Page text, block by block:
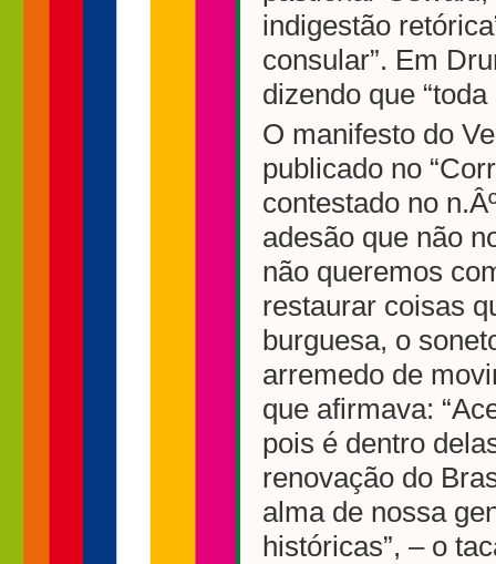
indigestão
consular”. Em
dizendo que
O manifesto do
publicado no
contestado no
adesão que não
não queremos
restaurar coisas
burguesa, o
arremedo de
que afirmava:
pois é dentro
renovação do
alma de nossa
históricas”, – o